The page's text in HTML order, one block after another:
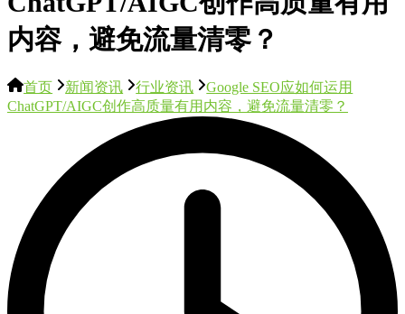
内容，避免流量清零？
首页 新闻资讯 行业资讯
Google SEO应如何运用
ChatGPT/AIGC创作高质量有用内容，避免流量清零？